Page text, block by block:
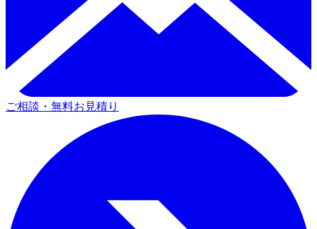
ご相談・無料お見積り